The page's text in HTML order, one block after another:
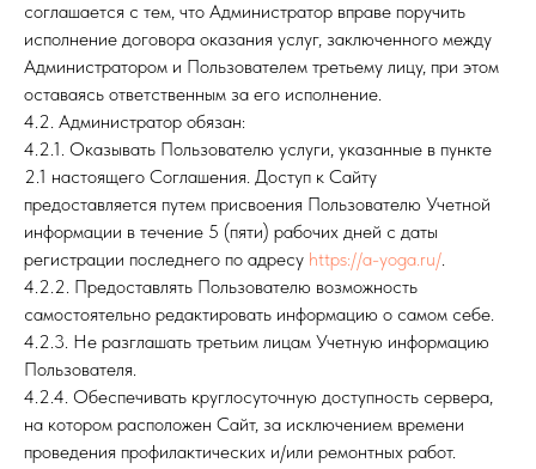
соглашается с тем, что Администратор вправе поручить
исполнение договора оказания услуг, заключенного между
Администратором и Пользователем третьему лицу, при этом
оставаясь ответственным за его исполнение.
4.2. Администратор обязан:
4.2.1. Оказывать Пользователю услуги, указанные в пункте
2.1 настоящего Соглашения. Доступ к Сайту
предоставляется путем присвоения Пользователю Учетной
информации в течение 5 (пяти) рабочих дней с даты
регистрации последнего по адресу https://a-yoga.ru/
4.2.2. Предоставлять Пользователю возможность
самостоятельно редактировать информацию о самом себе.
4.2.3. Не разглашать третьим лицам Учетную информацию
Пользователя.
4.2.4. Обеспечивать круглосуточную доступность сервера,
на котором расположен Сайт, за исключением времени
проведения профилактических и/или ремонтных работ.